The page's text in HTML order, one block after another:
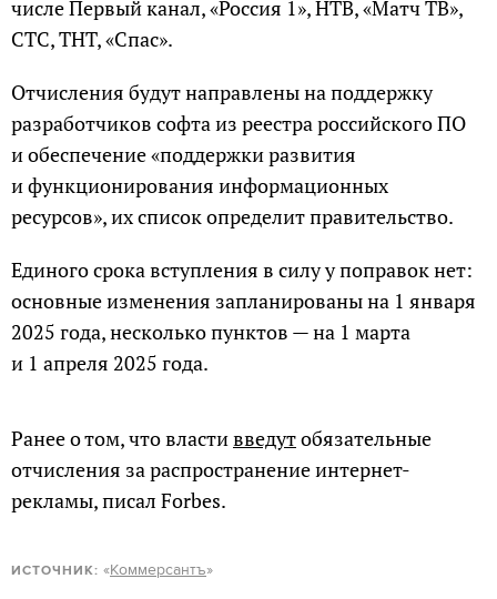
числе Первый канал, «Россия 1», НТВ, «Матч ТВ»,
СТС, ТНТ, «Спас».
Отчисления будут направлены на поддержку
разработчиков софта из реестра российского ПО
и обеспечение «поддержки развития
и функционирования информационных
ресурсов», их список определит правительство.
Единого срока вступления в силу у поправок нет:
основные изменения запланированы на 1 января
2025 года, несколько пунктов — на 1 марта
и 1 апреля 2025 года.
Ранее о том, что властивведутобязательные
отчисления за распространение интернет-
рекламы, писал Forbes.
ИСТОЧНИК: «Коммерсантъ»